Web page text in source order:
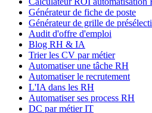
Générateur de fiche de poste
Générateur de grille de
Audit d'offre d'emploi
Blog RH & IA
Trier les CV par métier
Automatiser une tâche RH
Automatiser le recrutement
L'IA dans les RH
Automatiser ses process RH
DC par métier IT